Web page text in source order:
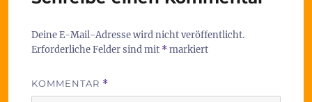
Deine E-Mail-Adresse wird nicht veröffentlicht.
Erforderliche Felder sind mit *markiert
KOMMENTAR *